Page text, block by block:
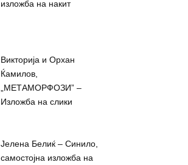
изложба на накит
Викторија и Орхан
Ќамилов,
„МЕТАМОРФОЗИ” –
Изложба на слики
Јелена Белиќ – Синило,
самостојна изложба на